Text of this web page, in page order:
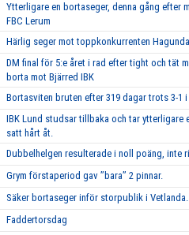
Ytterligare en bortaseger, denna gång efter
FBC Lerum
Härlig seger mot toppkonkurrenten
DM final för 5:e året i rad efter tight och tät
borta mot Bjärred IBK
Bortasviten bruten efter 319 dagar trots 3-1 i
IBK Lund studsar tillbaka och tar ytterligare
satt hårt åt.
Dubbelhelgen resulterade i noll poäng, inte
Grym förstaperiod gav ’’bara’’ 2 pinnar.
Säker bortaseger inför storpublik i Vetlanda.
Faddertorsdag